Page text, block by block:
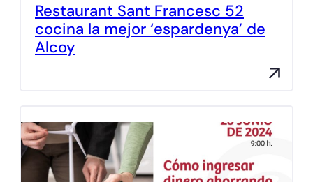
Restaurant Sant Francesc 52
cocina la mejor ‘espardenya’ de
Alcoy